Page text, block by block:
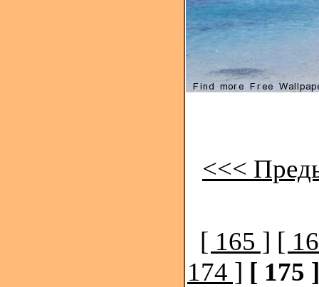
<<<
[ 165 ] [
174 ] [ 175 ]